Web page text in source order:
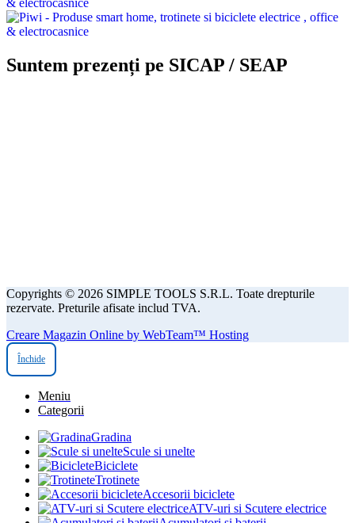
Suntem prezenți pe SICAP / SEAP
Copyrights © 2026 SIMPLE TOOLS S.R.L. Toate drepturile
rezervate. Preturile afisate includ TVA.
Creare Magazin Online by WebTeam™ Hosting
Închide
Meniu
Categorii
Gradina
Scule si unelte
Biciclete
Trotinete
Accesorii biciclete
ATV-uri si Scutere electrice